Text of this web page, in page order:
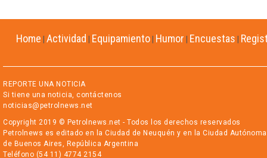
Home Actividad Equipamiento Humor Encuestas
REPORTE UNA NOTICIA
Si tiene una noticia, contáctenos
noticias@petrolnews.net
Copyright 2019 © Petrolnews.net - Todos los derechos reservados
Petrolnews es editado en la Ciudad de Neuquén y en la Ciudad Autónoma
de Buenos Aires, República Argentina
Teléfono (54 11) 4774 2154